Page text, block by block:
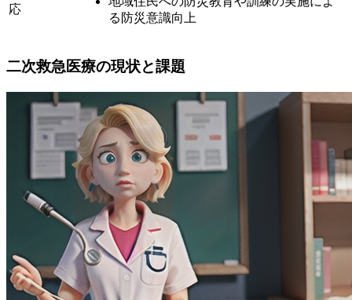
応
る防災意識向上
二次救急医療の現状と課題